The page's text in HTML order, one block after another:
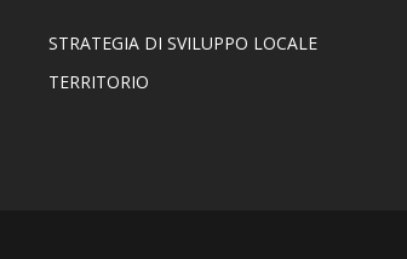
STRATEGIA DI SVILUPPO LOCALE
TERRITORIO